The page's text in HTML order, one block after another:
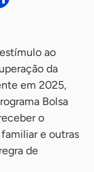
ao
da
em 2025,
Bolsa
o
e outras
de